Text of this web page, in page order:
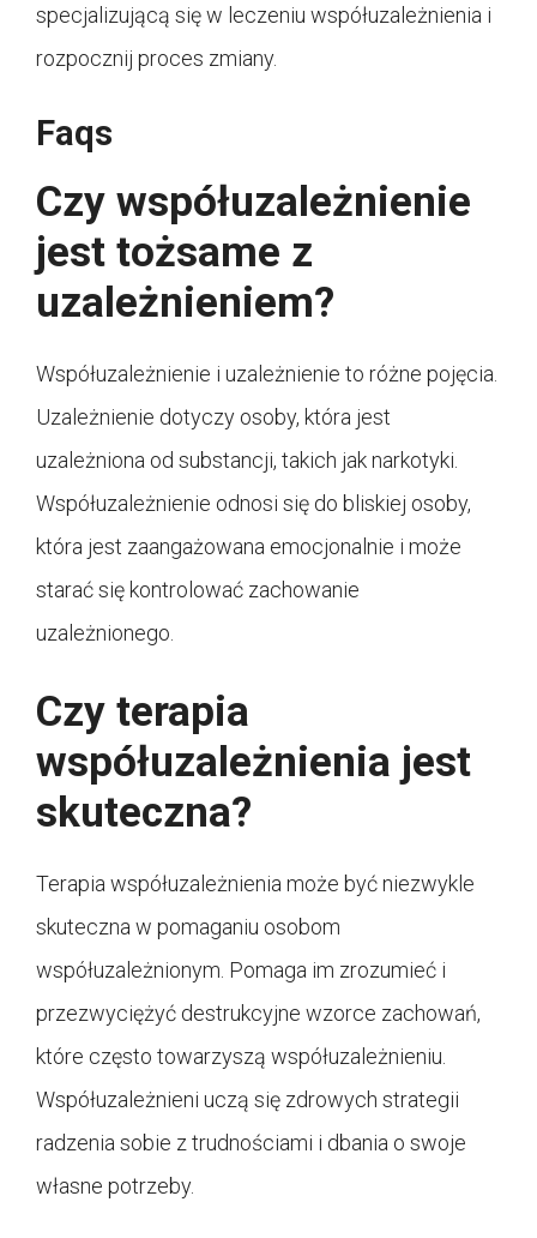
specjalizującą się w leczeniu współuzależnienia i
rozpocznij proces zmiany.
Faqs
Czy współuzależnienie
jest tożsame z
uzależnieniem?
Współuzależnienie i uzależnienie to różne pojęcia.
Uzależnienie dotyczy osoby, która jest
uzależniona od substancji, takich jak narkotyki.
Współuzależnienie odnosi się do bliskiej osoby,
która jest zaangażowana emocjonalnie i może
starać się kontrolować zachowanie
uzależnionego.
Czy terapia
współuzależnienia jest
skuteczna?
Terapia współuzależnienia może być niezwykle
skuteczna w pomaganiu osobom
współuzależnionym. Pomaga im zrozumieć i
przezwyciężyć destrukcyjne wzorce zachowań,
które często towarzyszą współuzależnieniu.
Współuzależnieni uczą się zdrowych strategii
radzenia sobie z trudnościami i dbania o swoje
własne potrzeby.